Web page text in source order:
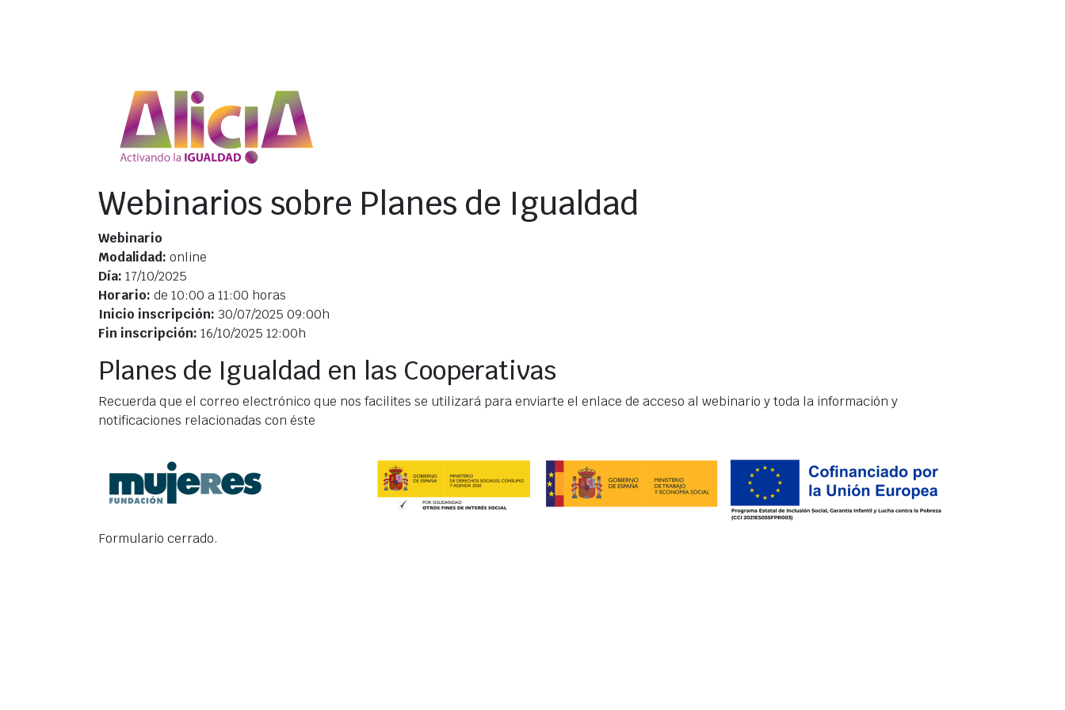
Webinarios sobre Planes de Igualdad
Webinario
Modalidad: online
Día: 17/10/2025
Horario: de 10:00 a 11:00 horas
Inicio inscripción: 30/07/2025 09:00h
Fin inscripción: 16/10/2025 12:00h
Planes de Igualdad en las Cooperativas
Recuerda que el correo electrónico que nos facilites se utilizará para enviarte el enlace de acceso al webinario y toda la información y
notificaciones relacionadas con éste
Formulario cerrado.